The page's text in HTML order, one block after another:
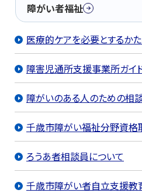
障がい者福祉
医療的ケアを必要とするか
障害児通所支援事業所ガイ
障がいのある人のための相
千歳市障がい福祉分野資格
ろうあ者相談員について
千歳市障がい者自立支援